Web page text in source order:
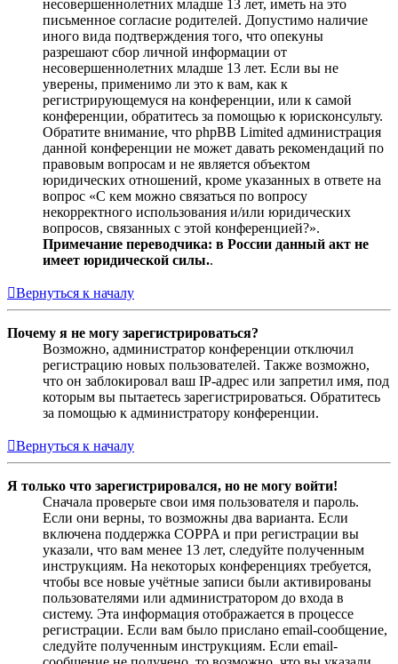
несовершеннолетних младше 13 лет, иметь на это
письменное согласие родителей. Допустимо наличие
иного вида подтверждения того, что опекуны
разрешают сбор личной информации от
несовершеннолетних младше 13 лет. Если вы не
уверены, применимо ли это к вам, как к
регистрирующемуся на конференции, или к самой
конференции, обратитесь за помощью к юрисконсульту.
Обратите внимание, что phpBB Limited администрация
данной конференции не может давать рекомендаций по
правовым вопросам и не является объектом
юридических отношений, кроме указанных в ответе на
вопрос «С кем можно связаться по вопросу
некорректного использования и/или юридических
вопросов, связанных с этой конференцией?».
Примечание переводчика: в России данный акт не
имеет юридической силы..
Вернуться к началу
Почему я не могу зарегистрироваться?
Возможно, администратор конференции отключил
регистрацию новых пользователей. Также возможно,
что он заблокировал ваш IP-адрес или запретил имя, под
которым вы пытаетесь зарегистрироваться. Обратитесь
за помощью к администратору конференции.
Вернуться к началу
Я только что зарегистрировался, но не могу войти!
Сначала проверьте свои имя пользователя и пароль.
Если они верны, то возможны два варианта. Если
включена поддержка COPPA и при регистрации вы
указали, что вам менее 13 лет, следуйте полученным
инструкциям. На некоторых конференциях требуется,
чтобы все новые учётные записи были активированы
пользователями или администратором до входа в
систему. Эта информация отображается в процессе
регистрации. Если вам было прислано email-сообщение,
следуйте полученным инструкциям. Если email-